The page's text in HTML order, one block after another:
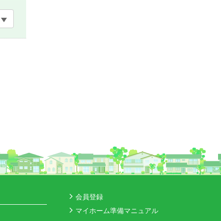
会員登録
マイホーム準備マニュアル